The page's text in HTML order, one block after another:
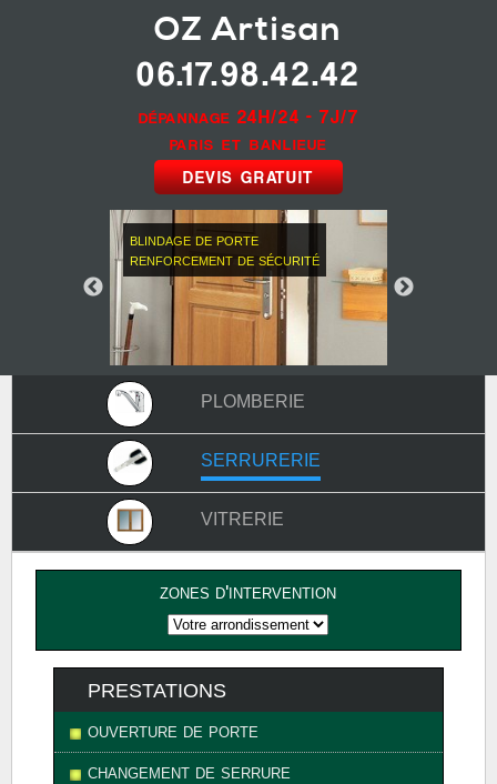
OZArtisan
06.17.98.42.42
dépannage 24H/24 - 7J/7
paris et banlieue
devis gratuit
blindage de porte
renforcement de sécurité
plomberie
serrurerie
vitrerie
zones d'intervention
prestations
ouverture de porte
changement de serrure